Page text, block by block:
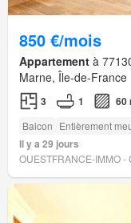
850 €/mois
Appartement à
Marne, Île-de-France
3 1 60
Balcon Entièrement
Il y a 29 jours
OUESTFRANCE-IMMO -